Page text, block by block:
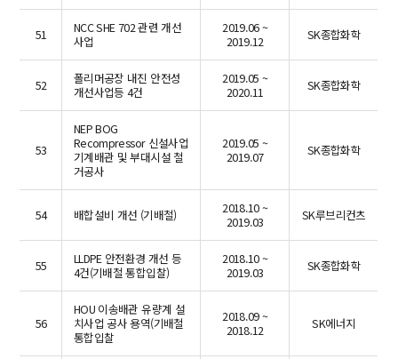
51
NCC SHE 702 관련 개선
사업
2019.06 ~
2019.12
SK종합화학
52
폴리머공장 내진 안전성
개선사업등 4건
2019.05 ~
2020.11
SK종합화학
53
NEP BOG
Recompressor 신설사업
기계배관 및 부대시설 철
거공사
2019.05 ~
2019.07
SK종합화학
54 배합설비 개선 (기배철)
2018.10 ~
2019.03
SK루브리컨츠
55
LLDPE 안전환경 개선 등
4건(기배철 통합입찰)
2018.10 ~
2019.03
SK종합화학
56
HOU 이송배관 유량계 설
치사업 공사 용역(기배철
통합입찰
2018.09 ~
2018.12
SK에너지